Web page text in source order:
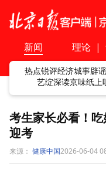
新闻 理论 |
热点锐评经济城事辟谣
艺绽深读京味纸上
考生家长必看！
迎考
来源： 健康中国2026-06-04